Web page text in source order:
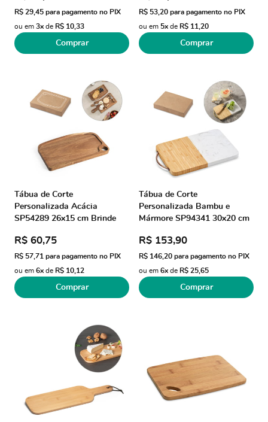
R$ 29,45 para pagamento no PIX
ou em 3x de R$ 10,33
Comprar
R$ 53,20 para pagamento no PIX
ou em 5x de R$ 11,20
Comprar
Tábua de Corte
Personalizada Acácia
SP54289 26x15 cm Brinde
R$ 60,75
R$ 57,71 para pagamento no PIX
ou em 6x de R$ 10,12
Comprar
Tábua de Corte
Personalizada Bambu e
Mármore SP94341 30x20 cm
R$ 153,90
R$ 146,20 para pagamento no PIX
ou em 6x de R$ 25,65
Comprar